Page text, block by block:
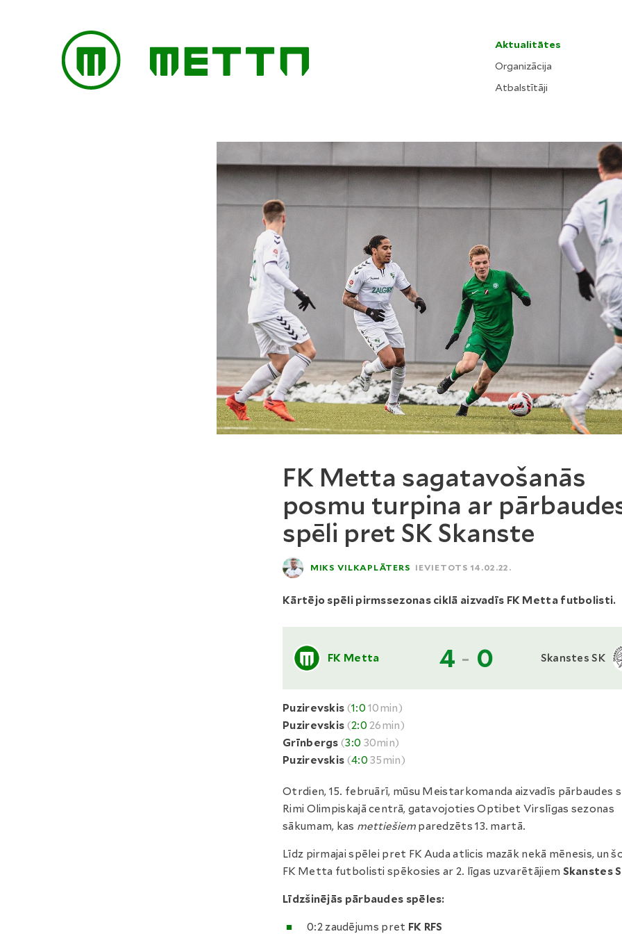
Aktualitātes
Organizācija
Atbalstītāji
FK Metta sagatavošanās
posmu turpina ar
spēli pret SK Skanste
MIKS VILKAPLĀTERS IEVIETOTS 14.02.22.
Kārtējo spēli pirmssezonas ciklā aizvadīs FK Metta futbolisti.
FK Metta 4 - 0 Skanstes SK
Puzirevskis (1:0 10min)
Puzirevskis (2:0 26min)
Grīnbergs (3:0 30min)
Puzirevskis (4:0 35min)
Otrdien, 15. februārī, mūsu Meistarkomanda aizvadīs pārbaudes
Rimi Olimpiskajā centrā, gatavojoties Optibet Virslīgas sezonas
sākumam, kas mettiešiemparedzēts 13. martā.
Līdz pirmajai spēlei pret FK Auda atlicis mazāk nekā mēnesis, un
FK Metta futbolisti spēkosies ar 2. līgas uzvarētājiem Skanstes
Līdzšinējās pārbaudes spēles:
0:2 zaudējums pret FK RFS